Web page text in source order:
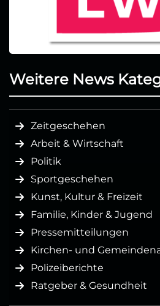
Weitere News
Zeitgeschehen
Arbeit & Wirtschaft
Politik
Sportgeschehen
Kunst, Kultur & Freizeit
Familie, Kinder & Jugend
Pressemitteilungen
Kirchen- und
Polizeiberichte
Ratgeber & Gesundheit